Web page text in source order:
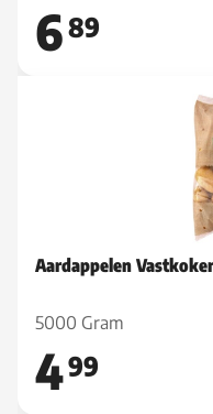
689
Aardappelen
5000 Gram
499